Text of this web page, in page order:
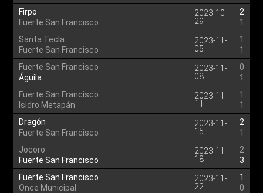
Firpo
Fuerte San Francisco
2023-10-
29
2
1
Santa Tecla
Fuerte San Francisco
2023-11-
05
1
1
Fuerte San Francisco
Águila
2023-11-
08
0
1
Fuerte San Francisco
Isidro Metapán
2023-11-
11
1
1
Dragón
Fuerte San Francisco
2023-11-
15
2
1
Jocoro
Fuerte San Francisco
2023-11-
18
2
3
Fuerte San Francisco
Once Municipal
2023-11-
22
1
0